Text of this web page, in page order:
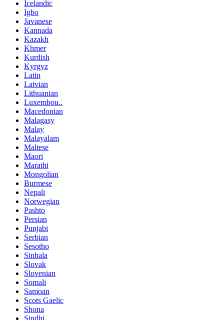
Icelandic
Igbo
Javanese
Kannada
Kazakh
Khmer
Kurdish
Kyrgyz
Latin
Latvian
Lithuanian
Luxembou..
Macedonian
Malagasy
Malay
Malayalam
Maltese
Maori
Marathi
Mongolian
Burmese
Nepali
Norwegian
Pashto
Persian
Punjabi
Serbian
Sesotho
Sinhala
Slovak
Slovenian
Somali
Samoan
Scots Gaelic
Shona
Sindhi